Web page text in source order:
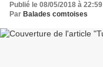
Publié le 08/05/2018 à 22:59
Par Balades comtoises